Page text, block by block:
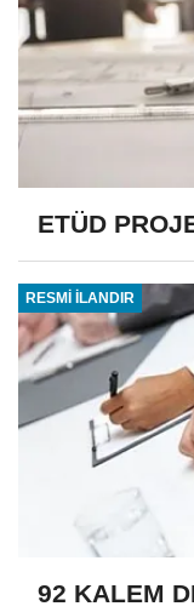
ETÜD
RESMİ İLANDIR
92 KALEM